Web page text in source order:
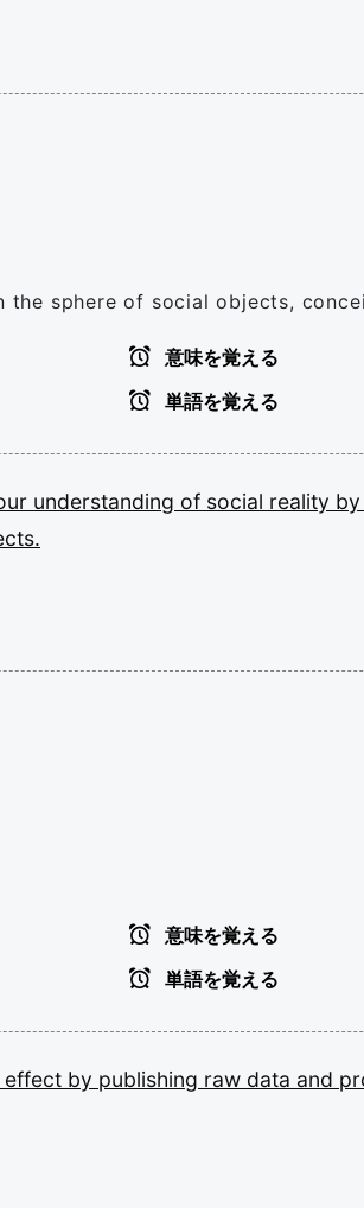
sphere of social objects,
意味を覚える
単語を覚える
understanding of social reality by
意味を覚える
単語を覚える
effect by publishing raw data and